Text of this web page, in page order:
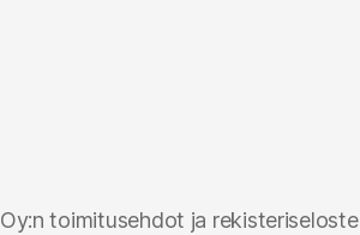
toimitusehdot ja rekisteriseloste